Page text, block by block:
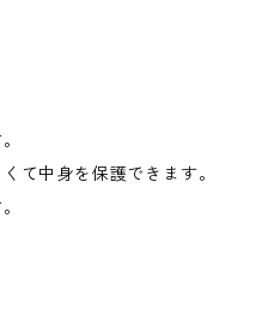
て中身を保護できます。